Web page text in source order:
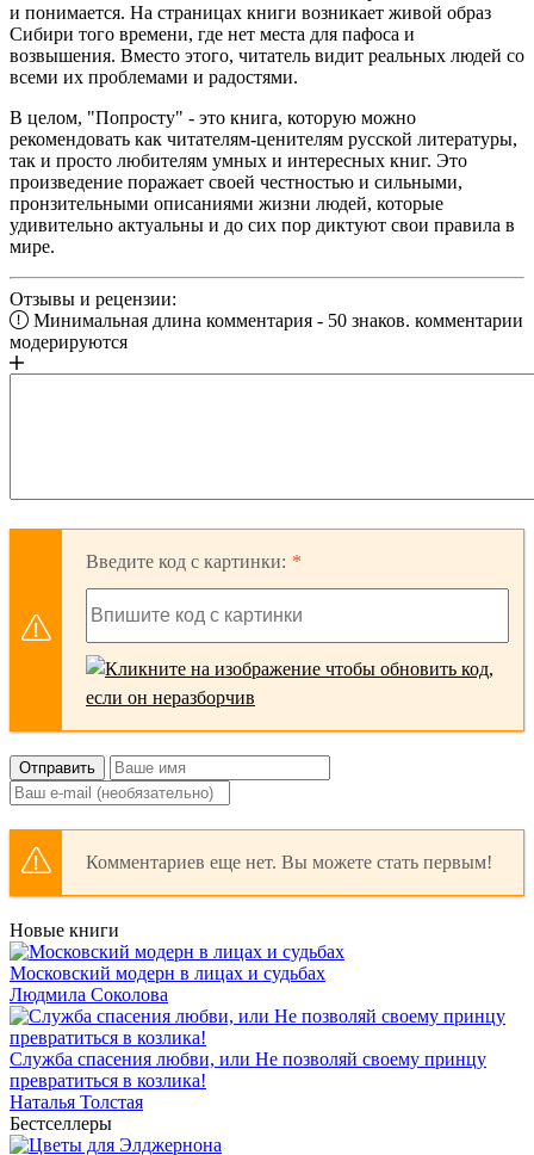
и понимается. На страницах книги возникает живой образ
Сибири того времени, где нет места для пафоса и
возвышения. Вместо этого, читатель видит реальных людей со
всеми их проблемами и радостями.
В целом, "Попросту" - это книга, которую можно
рекомендовать как читателям-ценителям русской литературы,
так и просто любителям умных и интересных книг. Это
произведение поражает своей честностью и сильными,
пронзительными описаниями жизни людей, которые
удивительно актуальны и до сих пор диктуют свои правила в
мире.
Отзывы и рецензии:
Минимальная длина комментария - 50 знаков. комментарии
модерируются
Введите код с картинки:
Отправить
Комментариев еще нет. Вы можете стать первым!
Новые книги
Московский модерн в лицах и судьбах
Людмила Соколова
Служба спасения любви, или Не позволяй своему принцу
превратиться в козлика!
Наталья Толстая
Бестселлеры